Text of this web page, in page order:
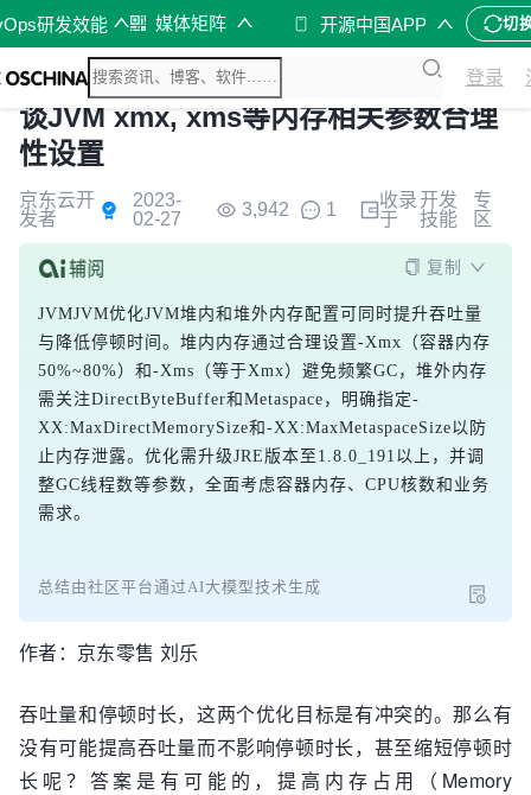
研发效能 媒体矩阵 开源中国APP 切
登录
谈JVM xmx, xms等内存相关参数合理
性设置
京东云开
发者
2023-
02-27
3,942 1
收录
于
开发
技能
专
区
复制
JVMJVM优化JVM堆内和堆外内存配置可同时提升吞吐量
与降低停顿时间。堆内内存通过合理设置-Xmx（容器内存
50%~80%）和-Xms（等于Xmx）避免频繁GC，堆外内存
需关注DirectByteBuffer和Metaspace，明确指定-
XX:MaxDirectMemorySize和-XX:MaxMetaspaceSize以防
止内存泄露。优化需升级JRE版本至1.8.0_191以上，并调
整GC线程数等参数，全面考虑容器内存、CPU核数和业务
需求。
总结由社区平台通过AI大模型技术生成
作者：京东零售 刘乐
吞吐量和停顿时长，这两个优化目标是有冲突的。那么有
没有可能提高吞吐量而不影响停顿时长，甚至缩短停顿时
长呢？答案是有可能的，提高内存占用（Memory